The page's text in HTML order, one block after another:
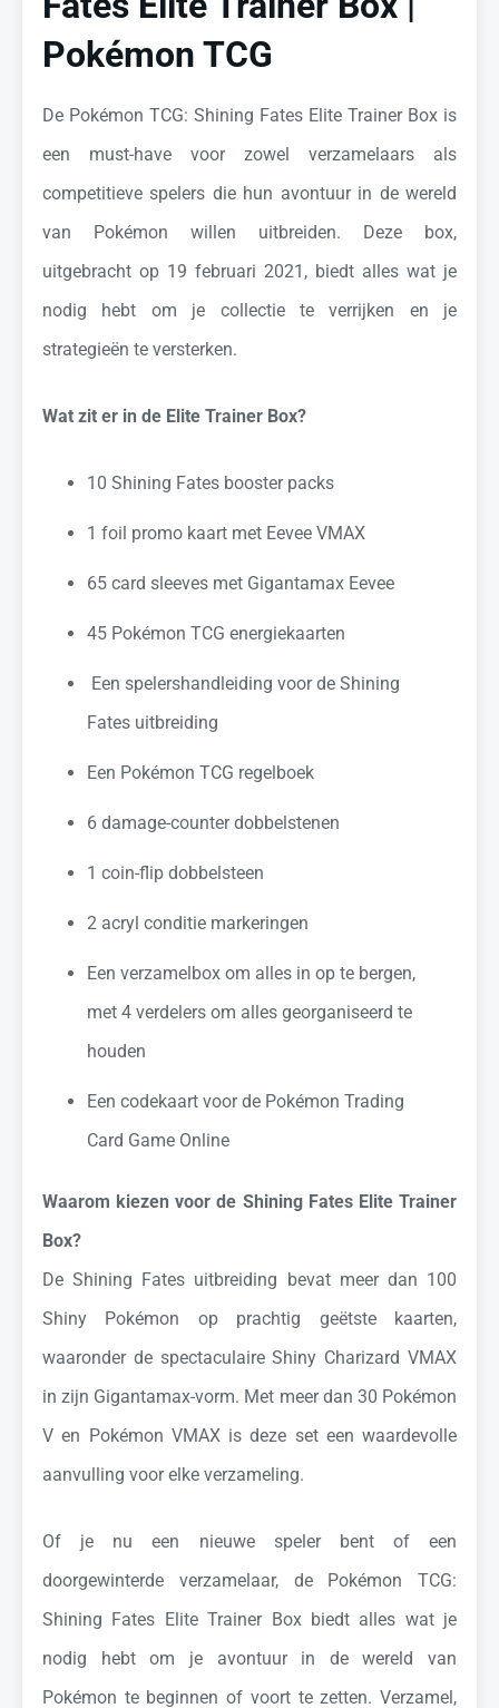
Pokémon TCG
De Pokémon TCG: Shining Fates Elite Trainer Box is
een must-have voor zowel verzamelaars als
competitieve spelers die hun avontuur in de wereld
van Pokémon willen uitbreiden. Deze box,
uitgebracht op 19 februari 2021, biedt alles wat je
nodig hebt om je collectie te verrijken en je
strategieën te versterken.
Wat zit er in de Elite Trainer Box?
10 Shining Fates booster packs
1 foil promo kaart met Eevee VMAX
65 card sleeves met Gigantamax Eevee
45 Pokémon TCG energiekaarten
Een spelershandleiding voor de Shining
Fates uitbreiding
Een Pokémon TCG regelboek
6 damage-counter dobbelstenen
1 coin-flip dobbelsteen
2 acryl conditie markeringen
Een verzamelbox om alles in op te bergen,
met 4 verdelers om alles georganiseerd te
houden
Een codekaart voor de Pokémon Trading
Card Game Online
Waarom kiezen voor de Shining Fates Elite Trainer
Box?
De Shining Fates uitbreiding bevat meer dan 100
Shiny Pokémon op prachtig geëtste kaarten,
waaronder de spectaculaire Shiny Charizard VMAX
in zijn Gigantamax-vorm. Met meer dan 30 Pokémon
V en Pokémon VMAX is deze set een waardevolle
aanvulling voor elke verzameling.
Of je nu een nieuwe speler bent of een
doorgewinterde verzamelaar, de Pokémon TCG:
Shining Fates Elite Trainer Box biedt alles wat je
nodig hebt om je avontuur in de wereld van
Pokémon te beginnen of voort te zetten. Verzamel,